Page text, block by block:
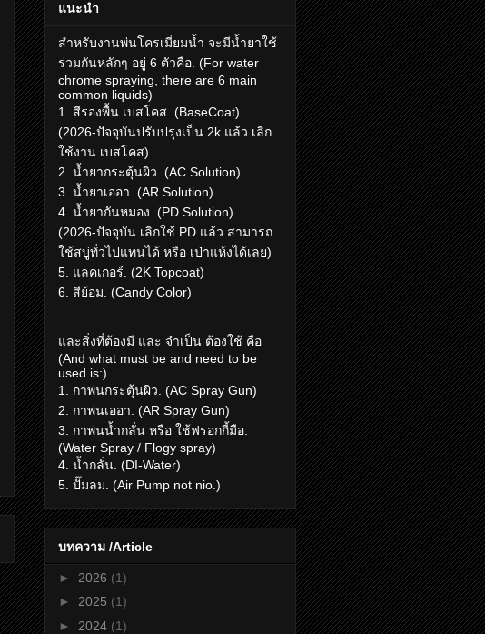
แนะนำ
สำหรับงานพ่นโครเมี่ยมน้ำ จะมีน้ำยาใช้
ร่วมกันหลักๆ อยู่ 6 ตัวคือ. (For water
chrome spraying, there are 6 main
common liquids)
1. สีรองพื้น เบสโคส. (BaseCoat)
(2026-ปัจจุบันปรับปรุงเป็น 2k แล้ว เลิก
ใช้งาน เบสโคส)
2. น้ำยากระตุ้นผิว. (AC Solution)
3. น้ำยาเออา. (AR Solution)
4. น้ำยากันหมอง. (PD Solution)
(2026-ปัจจุบัน เลิกใช้ PD แล้ว สามารถ
ใช้สบู่ทั่วไปแทนได้ หรือ เป่าแห้งได้เลย)
5. แลคเกอร์. (2K Topcoat)
6. สีย้อม. (Candy Color)
และสิ่งที่ต้องมี และ จำเป็น ต้องใช้ คือ
(And what must be and need to be
used is:).
1. กาพ่นกระตุ้นผิว. (AC Spray Gun)
2. กาพ่นเออา. (AR Spray Gun)
3. กาพ่นน้ำกลั่น หรือ ใช้ฟรอกกี้มือ.
(Water Spray / Flogy spray)
4. น้ำกลั่น. (DI-Water)
5. ปั๊มลม. (Air Pump not nio.)
บทความ /Article
► 2026 (1)
► 2025 (1)
► 2024 (1)